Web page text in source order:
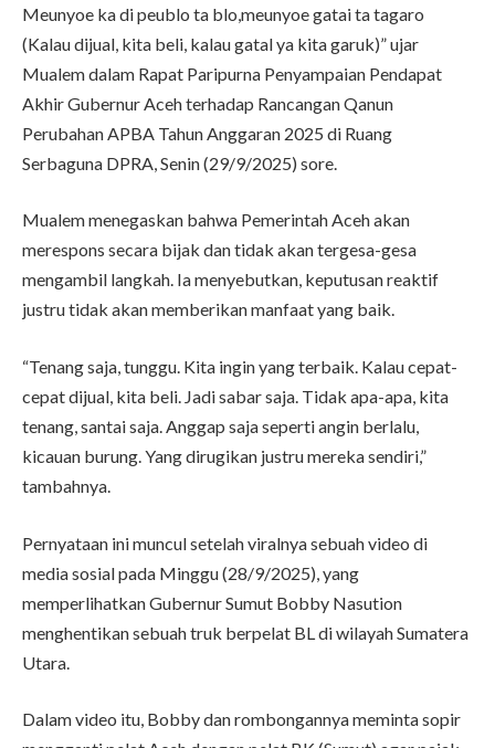
Meunyoe ka di peublo ta blo,meunyoe gatai ta tagaro
(Kalau dijual, kita beli, kalau gatal ya kita garuk)” ujar
Mualem dalam Rapat Paripurna Penyampaian Pendapat
Akhir Gubernur Aceh terhadap Rancangan Qanun
Perubahan APBA Tahun Anggaran 2025 di Ruang
Serbaguna DPRA, Senin (29/9/2025) sore.
Mualem menegaskan bahwa Pemerintah Aceh akan
merespons secara bijak dan tidak akan tergesa-gesa
mengambil langkah. Ia menyebutkan, keputusan reaktif
justru tidak akan memberikan manfaat yang baik.
“Tenang saja, tunggu. Kita ingin yang terbaik. Kalau cepat-
cepat dijual, kita beli. Jadi sabar saja. Tidak apa-apa, kita
tenang, santai saja. Anggap saja seperti angin berlalu,
kicauan burung. Yang dirugikan justru mereka sendiri,”
tambahnya.
Pernyataan ini muncul setelah viralnya sebuah video di
media sosial pada Minggu (28/9/2025), yang
memperlihatkan Gubernur Sumut Bobby Nasution
menghentikan sebuah truk berpelat BL di wilayah Sumatera
Utara.
Dalam video itu, Bobby dan rombongannya meminta sopir